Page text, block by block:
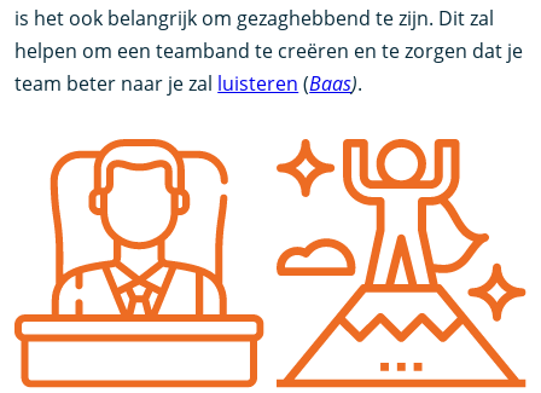
is het ook belangrijk om gezaghebbend te zijn. Dit zal
helpen om een teamband te creëren en te zorgen dat je
team beter naar je zal luisteren (Baas).